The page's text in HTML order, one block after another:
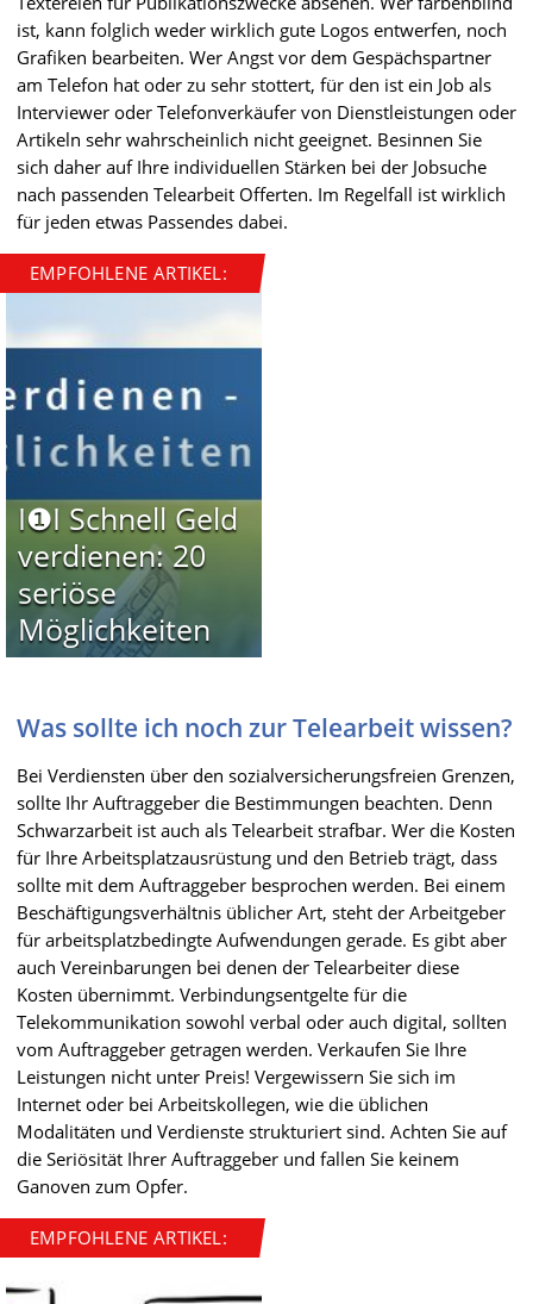
ist, kann folglich weder wirklich gute Logos entwerfen, noch
Grafiken bearbeiten. Wer Angst vor dem Gespächspartner
am Telefon hat oder zu sehr stottert, für den ist ein Job als
Interviewer oder Telefonverkäufer von Dienstleistungen oder
Artikeln sehr wahrscheinlich nicht geeignet. Besinnen Sie
sich daher auf Ihre individuellen Stärken bei der Jobsuche
nach passenden Telearbeit Offerten. Im Regelfall ist wirklich
für jeden etwas Passendes dabei.
EMPFOHLENE ARTIKEL:
I❶I Schnell Geld
verdienen: 20
seriöse
Möglichkeiten
Was sollte ich noch zur Telearbeit wissen?
Bei Verdiensten über den sozialversicherungsfreien Grenzen,
sollte Ihr Auftraggeber die Bestimmungen beachten. Denn
Schwarzarbeit ist auch als Telearbeit strafbar. Wer die Kosten
für Ihre Arbeitsplatzausrüstung und den Betrieb trägt, dass
sollte mit dem Auftraggeber besprochen werden. Bei einem
Beschäftigungsverhältnis üblicher Art, steht der Arbeitgeber
für arbeitsplatzbedingte Aufwendungen gerade. Es gibt aber
auch Vereinbarungen bei denen der Telearbeiter diese
Kosten übernimmt. Verbindungsentgelte für die
Telekommunikation sowohl verbal oder auch digital, sollten
vom Auftraggeber getragen werden. Verkaufen Sie Ihre
Leistungen nicht unter Preis! Vergewissern Sie sich im
Internet oder bei Arbeitskollegen, wie die üblichen
Modalitäten und Verdienste strukturiert sind. Achten Sie auf
die Seriösität Ihrer Auftraggeber und fallen Sie keinem
Ganoven zum Opfer.
EMPFOHLENE ARTIKEL: